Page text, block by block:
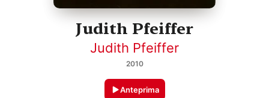
Judith Pfeiffer
Judith Pfeiffer
2010
Anteprima